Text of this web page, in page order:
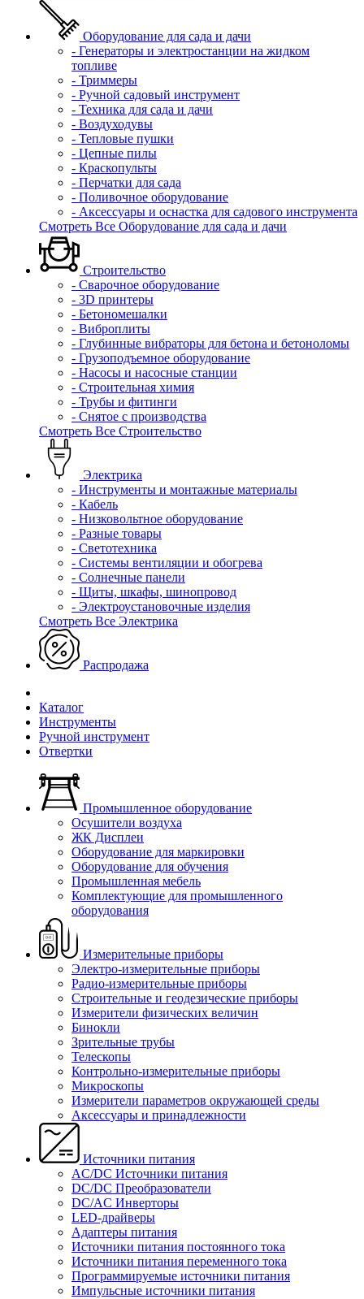
Оборудование для сада и дачи
- Генераторы и электростанции на жидком
топливе
- Триммеры
- Ручной садовый инструмент
- Техника для сада и дачи
- Воздуходувы
- Тепловые пушки
- Цепные пилы
- Краскопульты
- Перчатки для сада
- Поливочное оборудование
- Аксессуары и оснастка для садового инструмента
Смотреть Все Оборудование для сада и дачи
Строительство
- Сварочное оборудование
- 3D принтеры
- Бетономешалки
- Виброплиты
- Глубинные вибраторы для бетона и бетоноломы
- Грузоподъемное оборудование
- Насосы и насосные станции
- Строительная химия
- Трубы и фитинги
- Снятое с производства
Смотреть Все Строительство
Электрика
- Инструменты и монтажные материалы
- Кабель
- Низковольтное оборудование
- Разные товары
- Светотехника
- Системы вентиляции и обогрева
- Солнечные панели
- Щиты, шкафы, шинопровод
- Электроустановочные изделия
Смотреть Все Электрика
Распродажа
Каталог
Инструменты
Ручной инструмент
Отвертки
Промышленное оборудование
Осушители воздуха
ЖК Дисплеи
Оборудование для маркировки
Оборудование для обучения
Промышленная мебель
Комплектующие для промышленного
оборудования
Измерительные приборы
Электро-измерительные приборы
Радио-измерительные приборы
Строительные и геодезические приборы
Измерители физических величин
Бинокли
Зрительные трубы
Телескопы
Контрольно-измерительные приборы
Микроскопы
Измерители параметров окружающей среды
Аксессуары и принадлежности
Источники питания
AC/DC Источники питания
DC/DC Преобразователи
DC/AC Инверторы
LED-драйверы
Адаптеры питания
Источники питания постоянного тока
Источники питания переменного тока
Программируемые источники питания
Импульсные источники питания